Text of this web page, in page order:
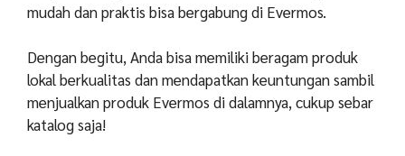
mudah dan praktis bisa bergabung di Evermos.
Dengan begitu, Anda bisa memiliki beragam produk
lokal berkualitas dan mendapatkan keuntungan sambil
menjualkan produk Evermos di dalamnya, cukup sebar
katalog saja!